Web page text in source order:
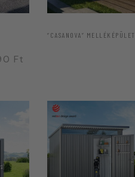
Ft
“CASANOVA” MELLÉKÉPÜLET